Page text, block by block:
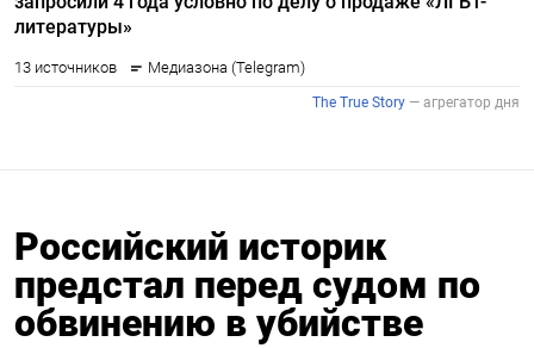
Российский историк
предстал перед судом по
обвинению в убийстве